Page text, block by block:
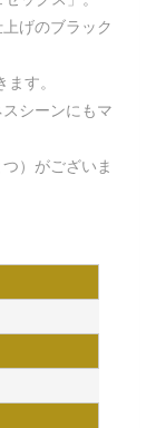
げのブラック
す。
シーンにもマ
）がございま